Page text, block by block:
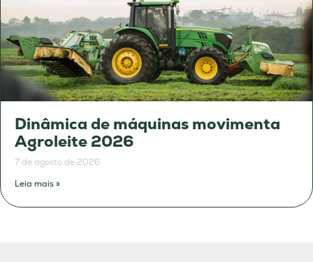
Dinâmica de máquinas movimenta
Agroleite 2026
7 de agosto de 2026
Leia mais »